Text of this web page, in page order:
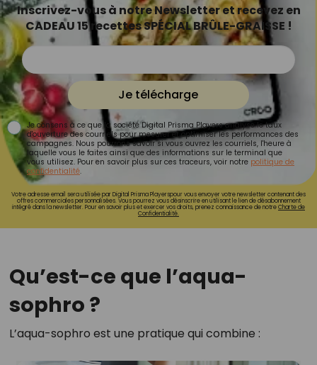
Inscrivez-vous à notre Newsletter et recevez en
CADEAU 15 recettes SPÉCIAL BRÛLE-GRAISSE !
Je télécharge
Je consens à ce que la société Digital Prisma Players analyse le taux
d'ouverture des courriels pour mesurer et optimiser les performances des
campagnes. Nous pourrons savoir si vous ouvrez les courriels, l'heure à
laquelle vous le faites ainsi que des informations sur le terminal que
vous utilisez. Pour en savoir plus sur ces traceurs, voir notre politique de
confidentialité.
Votre adresse email sera utilisée par Digital Prisma Playerspour vous envoyer votre newsletter contenant des
offres commerciales personnalisées. Vous pourrez vous désinscrire en utilisant le lien de désabonnement
intégré dans la newsletter. Pour en savoir plus et exercer vos droits, prenez connaissance de notreCharte de
Confidentialité.
Qu’est-ce que l’aqua-
sophro ?
L’aqua-sophro est une pratique qui combine :